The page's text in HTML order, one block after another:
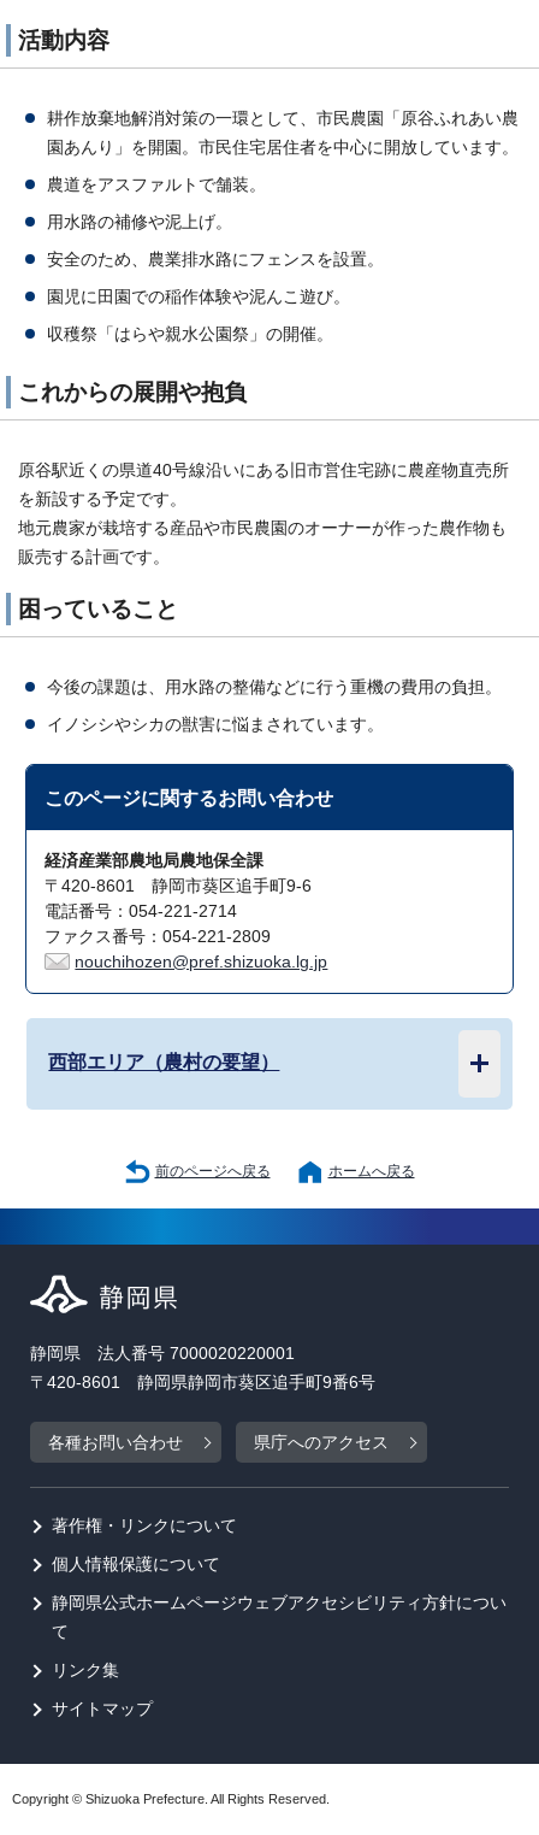
活動内容
耕作放棄地解消対策の一環として、市民農園「原谷ふれあい農
園あんり」を開園。市民住宅居住者を中心に開放しています。
農道をアスファルトで舗装。
用水路の補修や泥上げ。
安全のため、農業排水路にフェンスを設置。
園児に田園での稲作体験や泥んこ遊び。
収穫祭「はらや親水公園祭」の開催。
これからの展開や抱負
原谷駅近くの県道40号線沿いにある旧市営住宅跡に農産物直売所
を新設する予定です。
地元農家が栽培する産品や市民農園のオーナーが作った農作物も
販売する計画です。
困っていること
今後の課題は、用水路の整備などに行う重機の費用の負担。
イノシシやシカの獣害に悩まされています。
このページに関するお問い合わせ
経済産業部農地局農地保全課
〒420-8601 静岡市葵区追手町9-6
電話番号：054-221-2714
ファクス番号：054-221-2809
nouchihozen@pref.shizuoka.lg.jp
西部エリア（農村の要望）
前のページへ戻る ホームへ戻る
静岡県 法人番号 7000020220001
〒420-8601 静岡県静岡市葵区追手町9番6号
各種お問い合わせ 県庁へのアクセス
著作権・リンクについて
個人情報保護について
静岡県公式ホームページウェブアクセシビリティ方針につい
て
リンク集
サイトマップ
Copyright © Shizuoka Prefecture. All Rights Reserved.